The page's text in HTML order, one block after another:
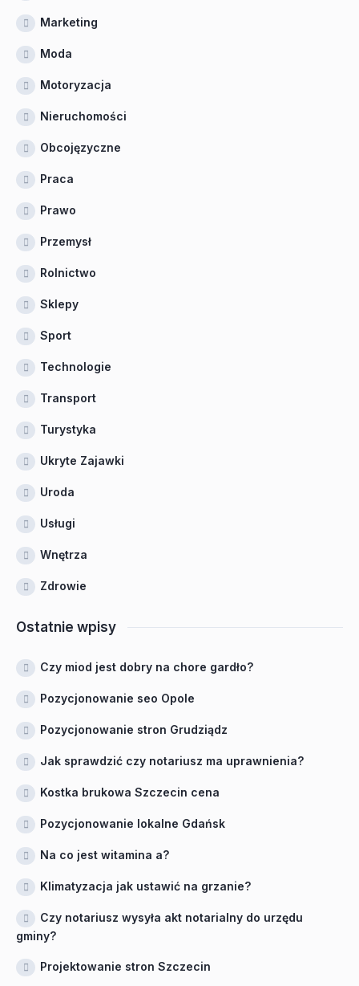
Marketing
Moda
Motoryzacja
Nieruchomości
Obcojęzyczne
Praca
Prawo
Przemysł
Rolnictwo
Sklepy
Sport
Technologie
Transport
Turystyka
Ukryte Zajawki
Uroda
Usługi
Wnętrza
Zdrowie
Ostatnie wpisy
Czy miod jest dobry na chore gardło?
Pozycjonowanie seo Opole
Pozycjonowanie stron Grudziądz
Jak sprawdzić czy notariusz ma uprawnienia?
Kostka brukowa Szczecin cena
Pozycjonowanie lokalne Gdańsk
Na co jest witamina a?
Klimatyzacja jak ustawić na grzanie?
Czy notariusz wysyła akt notarialny do urzędu
gminy?
Projektowanie stron Szczecin